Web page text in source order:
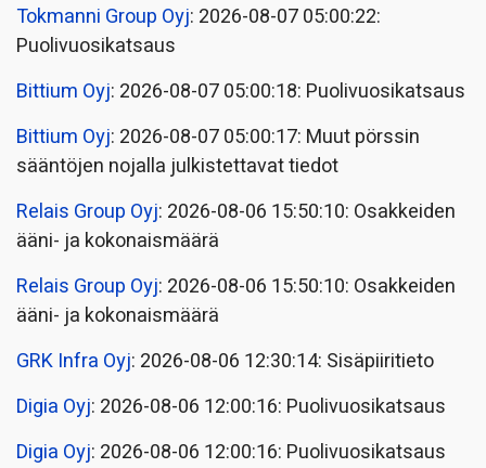
Tokmanni Group Oyj: 2026-08-07 05:00:22:
Puolivuosikatsaus
Bittium Oyj: 2026-08-07 05:00:18: Puolivuosikatsaus
Bittium Oyj: 2026-08-07 05:00:17: Muut pörssin
sääntöjen nojalla julkistettavat tiedot
Relais Group Oyj: 2026-08-06 15:50:10: Osakkeiden
ääni- ja kokonaismäärä
Relais Group Oyj: 2026-08-06 15:50:10: Osakkeiden
ääni- ja kokonaismäärä
GRK Infra Oyj: 2026-08-06 12:30:14: Sisäpiiritieto
Digia Oyj: 2026-08-06 12:00:16: Puolivuosikatsaus
Digia Oyj: 2026-08-06 12:00:16: Puolivuosikatsaus